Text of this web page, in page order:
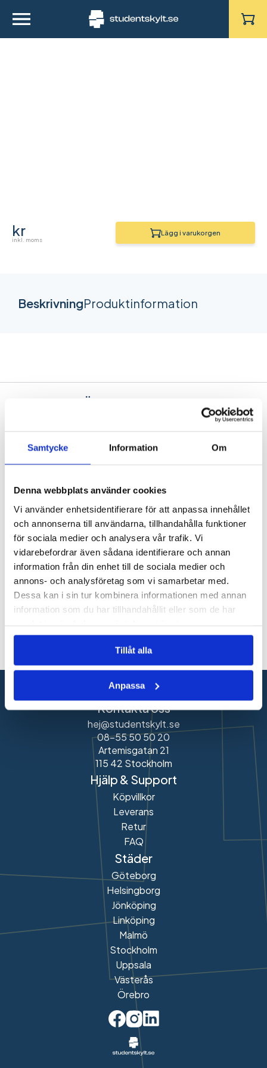
Samtycke Information Om
Denna webbplats använder cookies
Vi använder enhetsidentifierare för att anpassa innehållet
och annonserna till användarna, tillhandahålla funktioner
för sociala medier och analysera vår trafik. Vi
vidarebefordrar även sådana identifierare och annan
information från din enhet till de sociala medier och
annons- och analysföretag som vi samarbetar med.
Dessa kan i sin tur kombinera informationen med annan
information som du har tillhandahållit eller som de har
Tillåt alla
Anpassa
kr
inkl. moms
Lägg i varukorgen
BeskrivningProduktinformation
POPULÄRA STUDENTPLAKAT
249kr 249kr 249kr
Kontakta oss
hej@studentskylt.se
08-55 50 50 20
Artemisgatan 21
115 42 Stockholm
Hjälp & Support
Köpvillkor
Leverans
Retur
FAQ
Städer
Göteborg
Helsingborg
Jönköping
Linköping
Malmö
Stockholm
Uppsala
Västerås
Örebro